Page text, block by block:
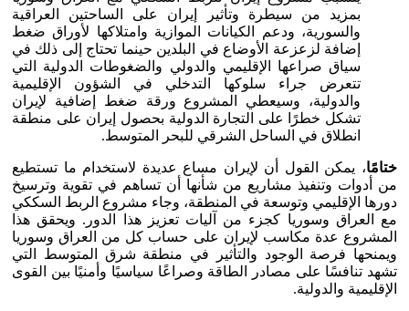
بمزيد من سيطرة وتأثير إيران على الساحتين العراقية
والسورية، ودعم الكيانات الموازية وامتلاكها لأوراق ضغط
إضافة لزعزعة الأوضاع في البلدين حينما تحتاج إلى ذلك في
سياق صراعها الإقليمي والدولي والضغوطات الدولية التي
تتعرض جراء سلوكها التدخلي في الشؤون الإقليمية
والدولية، وسيعطي المشروع ورقة ضغط إضافية لإيران
تشكل خطرًا على التجارة الدولية بحصول إيران على منطقة
انطلاق في الساحل الشرقي للبحر المتوسط.
ختامًا، يمكن القول أن لإيران مساع عديدة لاستخدام ما تستطيع
من أدوات وتنفيذ مشاريع من شأنها أن تساهم في تقوية وترسيخ
دورها الإقليمي وتوسعة في المنطقة، وجاء مشروع الربط السككي
مع العراق وسوريا كجزء من آليات تعزيز هذا الدور. ويحقق هذا
المشروع عدة مكاسب لإيران على حساب كل من العراق وسوريا
ويمنحها فرصة الوجود والتأثير في منطقة شرق المتوسط التي
تشهد تنافسًا على مصادر الطاقة وصراعًا سياسيًا وأمنيًا بين القوى
الإقليمية والدولية.